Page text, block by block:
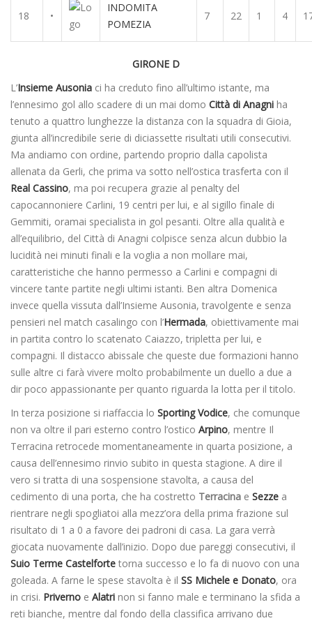
18 •
INDOMITA
POMEZIA
7 22 1 4
GIRONE D
L’Insieme Ausonia ci ha creduto fino all’ultimo istante, ma
l’ennesimo gol allo scadere di un mai domo Città di Anagni ha
tenuto a quattro lunghezze la distanza con la squadra di Gioia,
giunta all’incredibile serie di diciassette risultati utili consecutivi.
Ma andiamo con ordine, partendo proprio dalla capolista
allenata da Gerli, che prima va sotto nell’ostica trasferta con il
Real Cassino, ma poi recupera grazie al penalty del
capocannoniere Carlini, 19 centri per lui, e al sigillo finale di
Gemmiti, oramai specialista in gol pesanti. Oltre alla qualità e
all’equilibrio, del Città di Anagni colpisce senza alcun dubbio la
lucidità nei minuti finali e la voglia a non mollare mai,
caratteristiche che hanno permesso a Carlini e compagni di
vincere tante partite negli ultimi istanti. Ben altra Domenica
invece quella vissuta dall’Insieme Ausonia, travolgente e senza
pensieri nel match casalingo con l’Hermada, obiettivamente mai
in partita contro lo scatenato Caiazzo, tripletta per lui, e
compagni. Il distacco abissale che queste due formazioni hanno
sulle altre ci farà vivere molto probabilmente un duello a due a
dir poco appassionante per quanto riguarda la lotta per il titolo.
In terza posizione si riaffaccia lo Sporting Vodice, che comunque
non va oltre il pari esterno contro l’ostico Arpino, mentre Il
Terracina retrocede momentaneamente in quarta posizione, a
causa dell’ennesimo rinvio subito in questa stagione. A dire il
vero si tratta di una sospensione stavolta, a causa del
cedimento di una porta, che ha costretto Terracina e Sezze a
rientrare negli spogliatoi alla mezz’ora della prima frazione sul
risultato di 1 a 0 a favore dei padroni di casa. La gara verrà
giocata nuovamente dall’inizio. Dopo due pareggi consecutivi, il
Suio Terme Castelforte torna successo e lo fa di nuovo con una
goleada. A farne le spese stavolta è il SS Michele e Donato, ora
in crisi. Priverno e Alatri non si fanno male e terminano la sfida a
reti bianche, mentre dal fondo della classifica arrivano due